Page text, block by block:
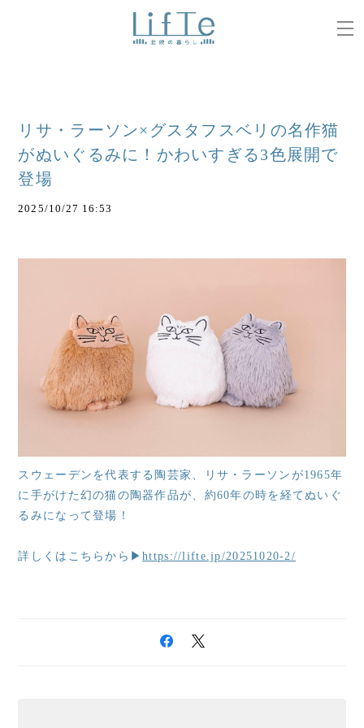
リサ・ラーソン×グスタフスベリの名作猫
がぬいぐるみに！かわいすぎる3色展開で
登場
2025/10/27 16:53
スウェーデンを代表する陶芸家、リサ・ラーソンが1965年
に手がけた幻の猫の陶器作品が、約60年の時を経てぬいぐ
るみになって登場！
詳しくはこちらから▶https://lifte.jp/20251020-2/